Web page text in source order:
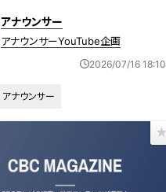
アナウンサー
アナウンサーYouTube企画
2026/07/16 18:10
アナウンサー